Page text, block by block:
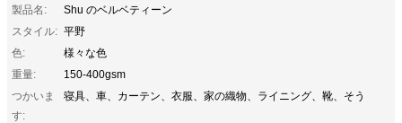
製品名:
Shu のベルベティーン
スタイル: 平野
色:
様々な色
重量:
150-400gsm
つかいま
す:
寝具、車、カーテン、衣服、家の織物、ライニング、靴、そう